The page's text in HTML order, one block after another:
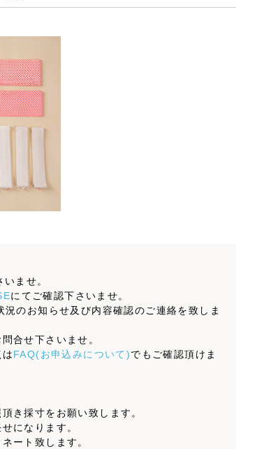
ませ。
にてご確認下さいませ。
のお知らせ及び内容確認のご連絡を致しま
合せ下さいませ。
FAQ(お申込みについて)でもご確認頂けま
き採寸をお願い致します。
になります。
ート致します。